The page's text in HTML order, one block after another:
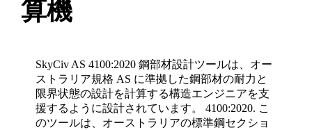
算機
SkyCiv AS 4100:2020 鋼部材設計ツールは、オー
ストラリア規格 AS に準拠した鋼部材の耐力と
限界状態の設計を計算する構造エンジニアを支
援するように設計されています。 4100:2020. こ
のツールは、オーストラリアの標準鋼セクショ